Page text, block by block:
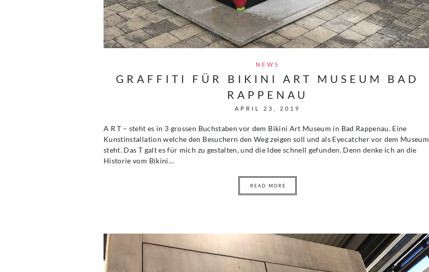
NEWS
GRAFFITI FÜR BIKINI ART MUSEUM BAD
RAPPENAU
APRIL 23, 2019
A R T – steht es in 3 grossen Buchstaben vor dem Bikini Art Museum in Bad Rappenau. Eine
Kunstinstallation welche den Besuchern den Weg zeigen soll und als Eyecatcher vor dem Museum
steht. Das T galt es für mich zu gestalten, und die Idee schnell gefunden. Denn denke ich an die
Historie vom Bikini…
READ MORE